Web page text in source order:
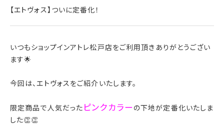
【エトヴォス】ついに定番化！
いつもショップインアトレ松戸店をご利用頂きありがとうござい
ます🌟
今回は、エトヴォスをご紹介いたします。
限定商品で人気だった ピンクカラー の下地が定番化いたしま
した👏👏